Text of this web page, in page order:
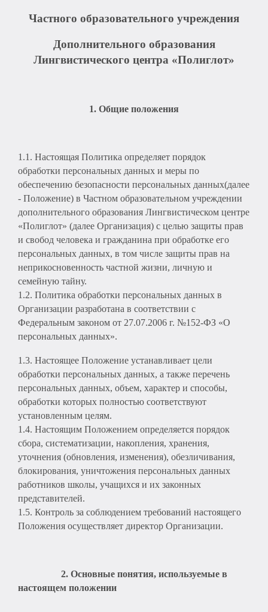
Частного образовательного учреждения
Дополнительного образования
Лингвистического центра «Полиглот»
1. Общие положения
1.1. Настоящая Политика определяет порядок
обработки персональных данных и меры по
обеспечению безопасности персональных данных(далее
- Положение) в Частном образовательном учреждении
дополнительного образования Лингвистическом центре
«Полиглот» (далее Организация) с целью защиты прав
и свобод человека и гражданина при обработке его
персональных данных, в том числе защиты прав на
неприкосновенность частной жизни, личную и
семейную тайну.
1.2. Политика обработки персональных данных в
Организации разработана в соответствии с
Федеральным законом от 27.07.2006 г. №152-ФЗ «О
персональных данных».
1.3. Настоящее Положение устанавливает цели
обработки персональных данных, а также перечень
персональных данных, объем, характер и способы,
обработки которых полностью соответствуют
установленным целям.
1.4. Настоящим Положением определяется порядок
сбора, систематизации, накопления, хранения,
уточнения (обновления, изменения), обезличивания,
блокирования, уничтожения персональных данных
работников школы, учащихся и их законных
представителей.
1.5. Контроль за соблюдением требований настоящего
Положения осуществляет директор Организации.
2. Основные понятия, используемые в
настоящем положении